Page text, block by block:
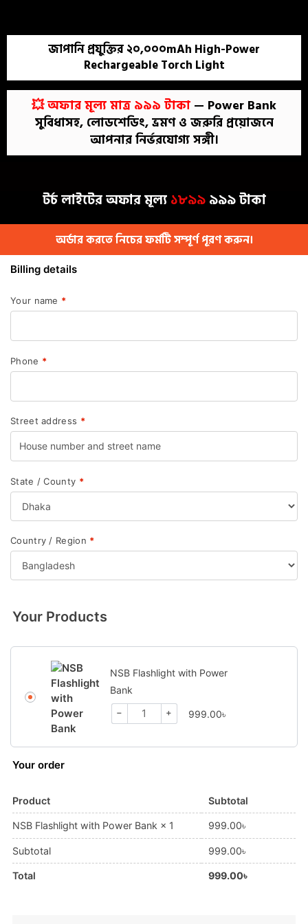
জাপানি প্রযুক্তির ২০,০০০mAh High-Power
Rechargeable Torch Light
💥 অফার মূল্য মাত্র ৯৯৯ টাকা — Power Bank
সুবিধাসহ, লোডশেডিং, ভ্রমণ ও জরুরি প্রয়োজনে
আপনার নির্ভরযোগ্য সঙ্গী।
টর্চ লাইটের অফার মূল্য১৮৯৯ ৯৯৯ টাকা
অর্ডার করতে নিচের ফর্মটি সম্পূর্ণ পূরণ করুন।
Billing details
Your name *
Phone *
Street address *
State / County *
Country / Region *
Your Products
NSB Flashlight with Power
Bank
− + 999.00৳
Your order
Product Subtotal
NSB Flashlight with Power Bank × 1 999.00৳
Subtotal 999.00৳
Total 999.00৳